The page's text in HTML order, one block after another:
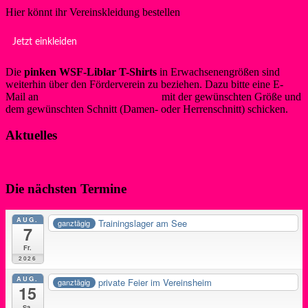
Hier könnt ihr Vereinskleidung bestellen
Jetzt einkleiden
Die pinken WSF-Liblar T-Shirts in Erwachsenengrößen sind
weiterhin über den Förderverein zu beziehen. Dazu bitte eine E-
Mail an
mit der gewünschten Größe und
dem gewünschten Schnitt (Damen- oder Herrenschnitt) schicken.
Aktuelles
Die nächsten Termine
AUG.
7
Fr.
2026
ganztägig Trainingslager am See
AUG.
15
ganztägig private Feier im Vereinsheim